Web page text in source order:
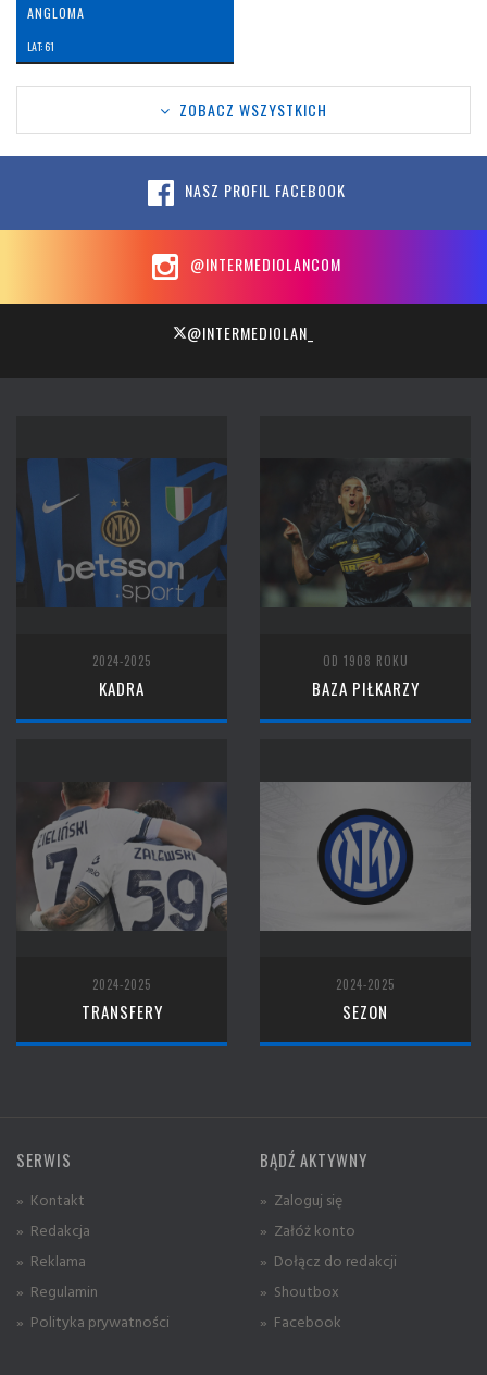
ANGLOMA
LAT: 61
ZOBACZ WSZYSTKICH
NASZ PROFIL FACEBOOK
@INTERMEDIOLANCOM
@INTERMEDIOLAN_
2024-2025
KADRA
OD 1908 ROKU
BAZA PIŁKARZY
2024-2025
TRANSFERY
2024-2025
SEZON
SERWIS
» Kontakt
» Redakcja
» Reklama
» Regulamin
» Polityka prywatności
BĄDŹ AKTYWNY
» Zaloguj się
» Załóż konto
» Dołącz do redakcji
» Shoutbox
» Facebook